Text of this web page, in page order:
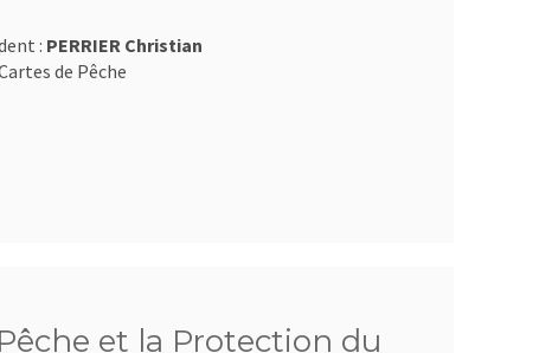
: PERRIER Christian
de Pêche
et la Protection du